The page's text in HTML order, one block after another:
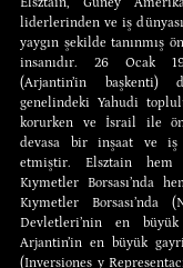
Elsztain, Güney
liderlerinden ve iş
yaygın şekilde tanınmış
insanıdır. 26 Ocak
(Arjantin’in başkenti)
genelindeki Yahudi
korurken ve İsrail ile
devasa bir inşaat ve
etmiştir. Elsztain hem
Kıymetler Borsası’nda
Kıymetler Borsası’nda
Devletleri’nin en
Arjantin’in en büyük
(Inversiones y